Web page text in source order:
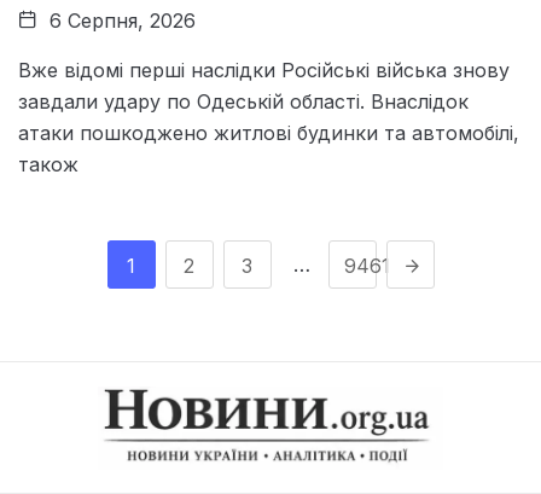
6 Серпня, 2026
Вже відомі перші наслідки Російські війська знову
завдали удару по Одеській області. Внаслідок
атаки пошкоджено житлові будинки та автомобілі,
також
1 2 3 … 9461